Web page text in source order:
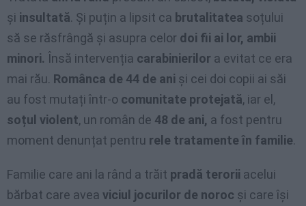
și insultată. Și puțin a lipsit ca brutalitatea soțului
să se răsfrângă și asupra celor doi fii ai lor, ambii
minori. Însă intervenția carabinierilor a evitat ce era
mai rău. Românca de 44 de ani și cei doi copii ai săi
au fost mutați într-o comunitate protejată, iar el,
soțul violent, un român de 48 de ani, a fost pentru
moment denunțat pentru rele tratamente în familie.
Familie care ani la rând a trăit pradă terorii acelui
bărbat care avea viciul jocurilor de noroc și care își